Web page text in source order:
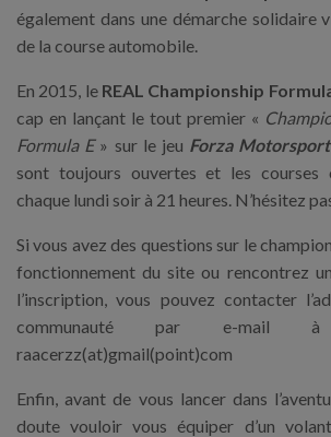
également dans une démarche solidaire
de la course automobile.
En 2015, le REAL Championship
cap en lançant le tout premier «
Formula E» sur le jeu Forza
sont toujours ouvertes et les courses
chaque lundi soir à 21 heures. N’hésitez
Si vous avez des questions sur le
fonctionnement du site ou rencontrez
l’inscription, vous pouvez contacter
communauté par e-mail
raacerzz(at)gmail(point)com
Enfin, avant de vous lancer dans
doute vouloir vous équiper d’un